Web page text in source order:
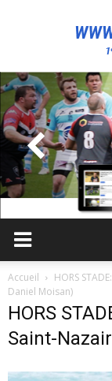
Accueil
HORS
Daniel Moisan)
HORS
Saint-